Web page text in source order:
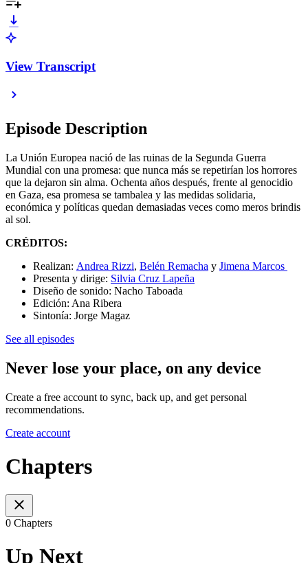
View Transcript
Episode Description
La Unión Europea nació de las ruinas de la Segunda Guerra
Mundial con una promesa: que nunca más se repetirían los horrores
que la dejaron sin alma. Ochenta años después, frente al genocidio
en Gaza, esa promesa se tambalea y las medidas solidaria,
económica y políticas quedan demasiadas veces como meros brindis
al sol.
CRÉDITOS:
Realizan: Andrea Rizzi, Belén Remacha y Jimena Marcos
Presenta y dirige: Silvia Cruz Lapeña
Diseño de sonido: Nacho Taboada
Edición: Ana Ribera
Sintonía: Jorge Magaz
See all episodes
Never lose your place, on any device
Create a free account to sync, back up, and get personal
recommendations.
Create account
Chapters
0 Chapters
Up Next